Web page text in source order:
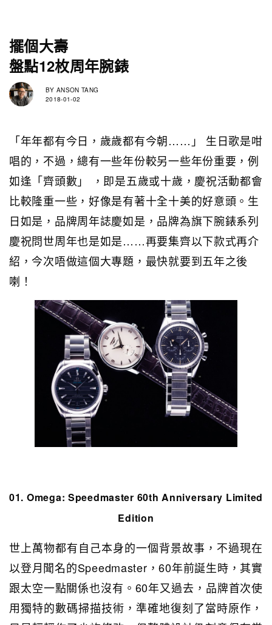
擺個大壽
盤點12枚周年腕錶
BY ANSON TANG
2018-01-02
「年年都有今日，歲歲都有今朝……」 生日歌是咁
唱的，不過，總有一些年份較另一些年份重要，例
如逢「齊頭數」 ，即是五歲或十歲，慶祝活動都會
比較隆重一些，好像是有著十全十美的好意頭。生
日如是，品牌周年誌慶如是，品牌為旗下腕錶系列
慶祝問世周年也是如是……再要集齊以下款式再介
紹，今次唔做這個大專題，最快就要到五年之後
喇！
01. Omega: Speedmaster 60th Anniversary Limited
Edition
世上萬物都有自己本身的一個背景故事，不過現在
以登月聞名的Speedmaster，60年前誕生時，其實
跟太空一點關係也沒有。60年又過去，品牌首次使
用獨特的數碼掃描技術，準確地復刻了當時原作，